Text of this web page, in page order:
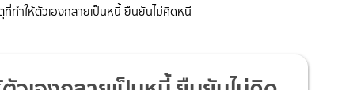
ที่ทำให้ตัวเองกลายเป็นหนี้ ยืนยันไม่คิดหนี